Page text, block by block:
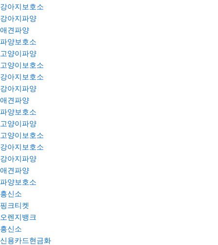
강아지보호소
강아지파양
애견파양
파양보호소
고양이파양
고양이보호소
강아지보호소
강아지파양
애견파양
파양보호소
고양이파양
고양이보호소
강아지보호소
강아지파양
애견파양
파양보호소
흥신소
핑크티켓
오렌지뱅크
흥신소
신용카드현금화